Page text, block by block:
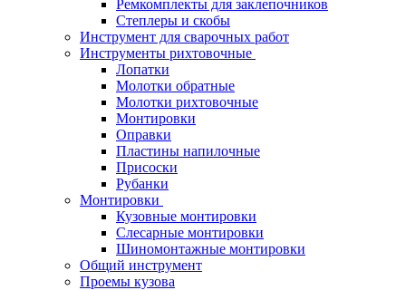
Ремкомплекты для заклепочников
Степлеры и скобы
Инструмент для сварочных работ
Инструменты рихтовочные
Лопатки
Молотки обратные
Молотки рихтовочные
Монтировки
Оправки
Пластины напилочные
Присоски
Рубанки
Монтировки
Кузовные монтировки
Слесарные монтировки
Шиномонтажные монтировки
Общий инструмент
Проемы кузова